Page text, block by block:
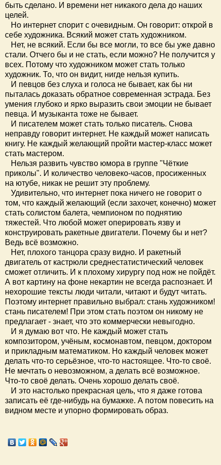
быть сделано. И времени нет никакого дела до наших
целей.
Но интернет спорит с очевидным. Он говорит: открой в
себе художника. Всякий может стать художником.
Нет, не всякий. Если бы все могли, то все бы уже давно
стали. Отчего бы и не стать, если можно? Не получится у
всех. Потому что художником может стать только
художник. То, что он видит, нигде нельзя купить.
И певцов без слуха и голоса не бывает, как бы ни
пыталась доказать обратное современная эстрада. Без
умения глубоко и ярко выразить свои эмоции не бывает
певца. И музыканта тоже не бывает.
И писателем может стать только писатель. Снова
неправду говорит интернет. Не каждый может написать
книгу. Не каждый желающий пройти мастер-класс может
стать мастером.
Нельзя развить чувство юмора в группе "Чёткие
приколы". И количество человеко-часов, просиженных
на ютубе, никак не решит эту проблему.
Удивительно, что интернет пока ничего не говорит о
том, что каждый желающий (если захочет, конечно) может
стать солистом балета, чемпионом по поднятию
тяжестей. Что любой может оперировать язву и
конструировать ракетные двигатели. Почему бы и нет?
Ведь всё возможно.
Нет, плохого танцора сразу видно. И ракетный
двигатель от кастрюли среднестатистический человек
сможет отличить. И к плохому хирургу под нож не пойдёт.
А вот картину на фоне некартин не всегда распознает. И
нехорошие тексты люди читали, читают и будут читать.
Поэтому интернет правильно выбрал: стань художником!
стань писателем! При этом стать поэтом он никому не
предлагает - знает, что это коммерчески невыгодно.
И я думаю вот что. Не каждый может стать
композитором, учёным, космонавтом, певцом, доктором
и прикладным математиком. Но каждый человек может
делать что-то серьёзное, что-то настоящее. Что-то своё.
Не мечтать о невозможном, а делать всё возможное.
Что-то своё делать. Очень хорошо делать своё.
И это настолько прекрасная цель, что я даже готова
записать её где-нибудь на бумажке. А потом повесить на
видном месте и упорно формировать образ.